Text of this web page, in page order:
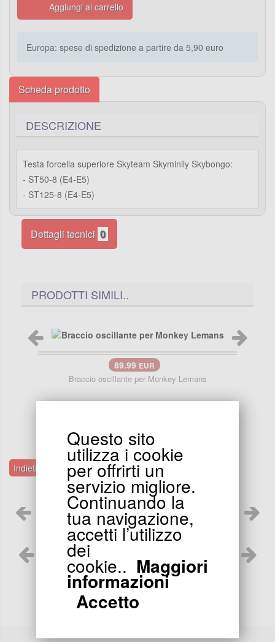
Aggiungi al carrello
Europa: spese di spedizione a partire da 5,90 euro
Scheda prodotto
DESCRIZIONE
Testa forcella superiore Skyteam Skyminily Skybongo:
- ST50-8 (E4-E5)
- ST125-8 (E4-E5)
Dettagli tecnici 0
PRODOTTI SIMILI..
89.99 EUR
Braccio oscillante per Monkey Lemans
Indietro Categorie Telaio
Pocket Bike
Questo sito
utilizza i cookie
per offrirti un
servizio migliore.
Continuando la
tua navigazione,
accetti l’utilizzo
dei
cookie.. Maggiori
informazioni
Accetto